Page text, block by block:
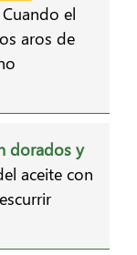
Cuando el
aros de
dorados y
aceite con